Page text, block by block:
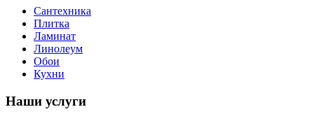
Сантехника
Плитка
Ламинат
Линолеум
Обои
Кухни
Наши услуги